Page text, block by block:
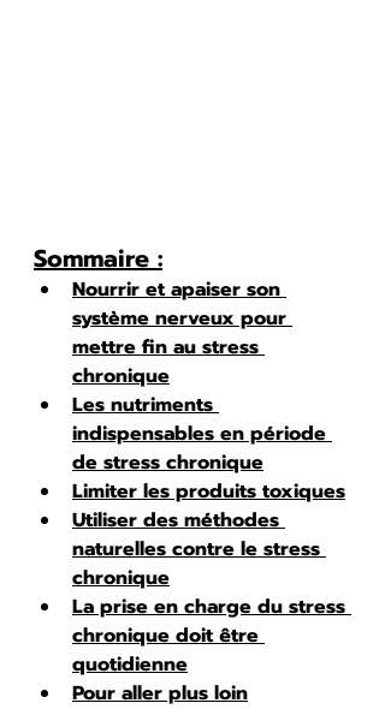
Sommaire :
Nourrir et apaiser son
système nerveux pour
mettre fin au stress
chronique
Les nutriments
indispensables en période
de stress chronique
Limiter les produits toxiques
Utiliser des méthodes
naturelles contre le stress
chronique
La prise en charge du stress
chronique doit être
quotidienne
Pour aller plus loin